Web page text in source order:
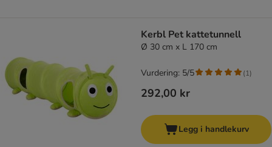
Kerbl Pet kattetunnell
Ø 30 cm x L 170 cm
292,00 kr
Vurdering: 5/5 (1)
Legg i handlekurv